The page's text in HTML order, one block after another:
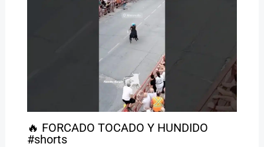
🔥 FORCADO TOCADO Y HUNDIDO
#shorts